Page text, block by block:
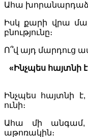
Ահա
Իսկ քարի վրա
բնությունը։
Ո՞վ այդ մարդուց
«Ինչպես հայտնի
Ինչպես հայտնի
ունի։
Ահա մի անգամ,
աթոռակին։